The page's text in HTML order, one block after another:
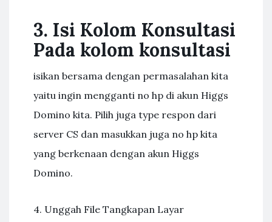
3. Isi Kolom Konsultasi
Pada kolom konsultasi
isikan bersama dengan permasalahan kita
yaitu ingin mengganti no hp di akun Higgs
Domino kita. Pilih juga type respon dari
server CS dan masukkan juga no hp kita
yang berkenaan dengan akun Higgs
Domino.
4. Unggah File Tangkapan Layar